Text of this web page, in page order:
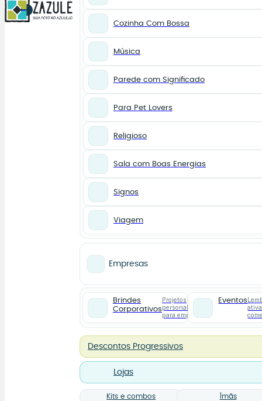
0
Cozinha Com Bossa
Música
Parede com Significado
Para Pet Lovers
Religioso
Sala com Boas Energias
Signos
Viagem
Empresas
Brindes
Corporativos
Projetos
personalizados
para empresas
Eventos
Descontos Progressivos
Lojas
Kits e combos Ímãs